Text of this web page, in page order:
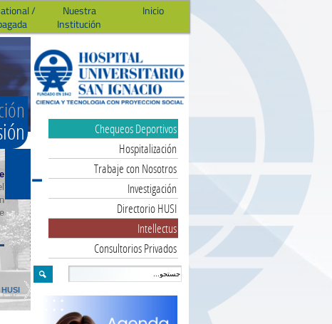
Inicio
Nuestra
Institución
/
Chequeos Deportivos
Hospitalización
Trabaje con Nosotros
Investigación
Directorio HUSI
Intellectus
Consultorios Privados
HUSI